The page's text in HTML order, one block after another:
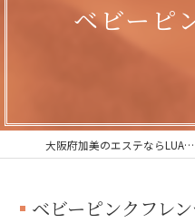
ベビーピ
大阪府加美のエステならLUANA
ベビーピンクフレ